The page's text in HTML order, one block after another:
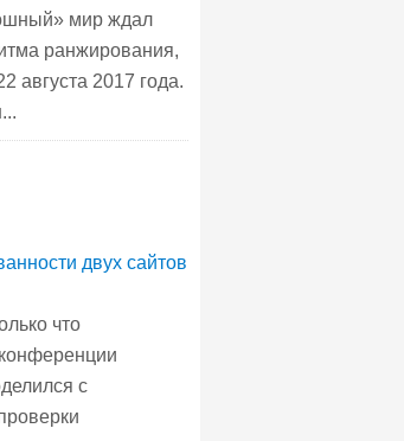
мир ждал
ранжирования,
августа 2017 года.
двух сайтов
что
с